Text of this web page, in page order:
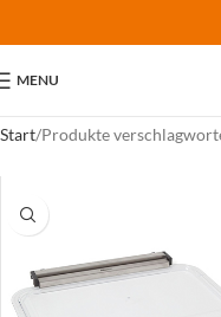
MENU
Start Produkte